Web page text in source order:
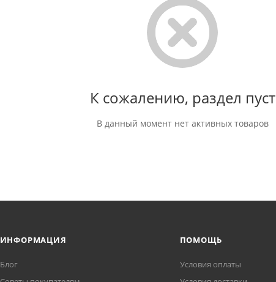
К сожалению, раздел пуст
В данный момент нет активных товаров
ИНФОРМАЦИЯ
Блог
ПОМОЩЬ
Условия оплаты